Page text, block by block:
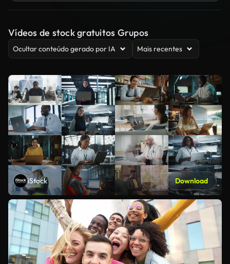
Vídeos de stock gratuitos Grupos
Ocultar conteúdo gerado por IA Mais recentes
iStock Download